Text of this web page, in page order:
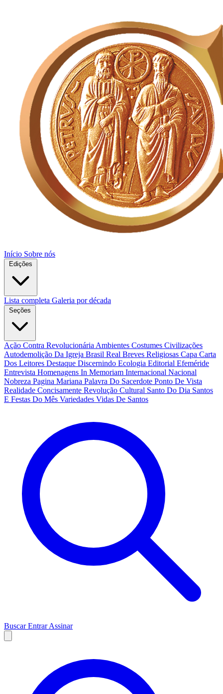
Início Sobre nós
Edições
Lista completa Galeria por década
Seções
Ação Contra Revolucionária Ambientes Costumes Civilizações
Autodemolição Da Igreja Brasil Real Breves Religiosas Capa Carta
Dos Leitores Destaque Discernindo Ecologia Editorial Efeméride
Entrevista Homenagens In Memoriam Internacional Nacional
Nobreza Pagina Mariana Palavra Do Sacerdote Ponto De Vista
Realidade Concisamente Revolução Cultural Santo Do Dia Santos
E Festas Do Mês Variedades Vidas De Santos
BuscarEntrarAssinar